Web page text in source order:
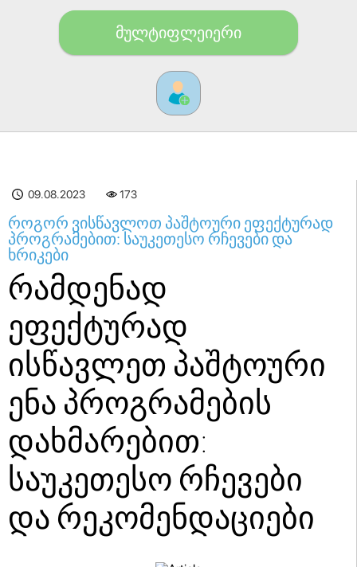
მულტიფლეიერი
09.08.2023 173
როგორ ვისწავლოთ პაშტოური ეფექტურად
პროგრამებით: საუკეთესო რჩევები და
ხრიკები
რამდენად
ეფექტურად
ისწავლეთ პაშტოური
ენა პროგრამების
დახმარებით:
საუკეთესო რჩევები
და რეკომენდაციები